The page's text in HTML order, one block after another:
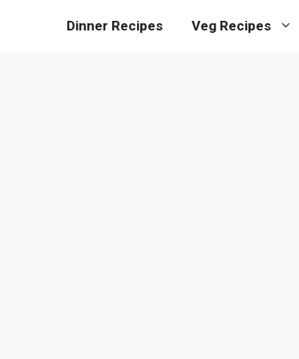
Dinner Recipes Veg Recipes